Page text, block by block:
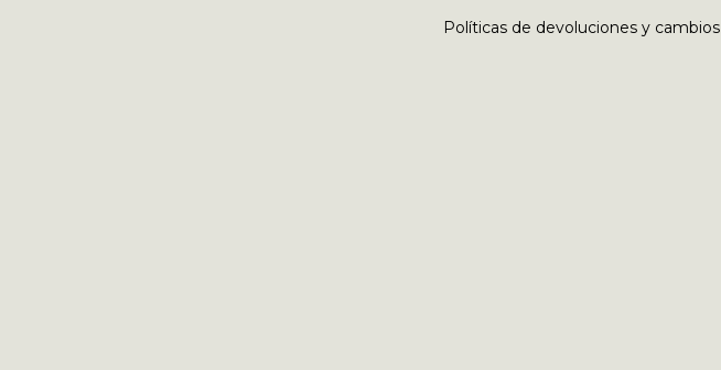
Políticas de devoluciones y cambios